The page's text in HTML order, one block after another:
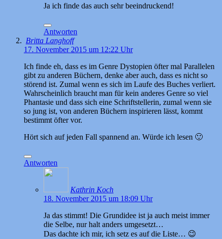
Ja ich finde das auch sehr beeindruckend!
Antworten
Britta Langhoff
17. November 2015 um 12:22 Uhr
Ich finde eh, dass es im Genre Dystopien öfter mal Parallelen
gibt zu anderen Büchern, denke aber auch, dass es nicht so
störend ist. Zumal wenn es sich im Laufe des Buches verliert.
Wahrscheinlich braucht man für kein anderes Genre so viel
Phantasie und dass sich eine Schriftstellerin, zumal wenn sie
so jung ist, von anderen Büchern inspirieren lässt, kommt
bestimmt öfter vor.
Hört sich auf jeden Fall spannend an. Würde ich lesen 🙂
Antworten
Kathrin Koch
18. November 2015 um 18:09 Uhr
Ja das stimmt! Die Grundidee ist ja auch meist immer
die Selbe, nur halt anders umgesetzt…
Das dachte ich mir, ich setz es auf die Liste… 😉